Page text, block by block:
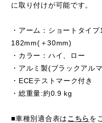
に取り付けが可能です。
・アーム：ショートタイ
182mm(＋30mm)
・カラー：ハイ、ロー
・アルミ製(ブラックアル
・ECEテストマーク付き
・総重量:約0.9 kg
■車種別適合表はこちらを